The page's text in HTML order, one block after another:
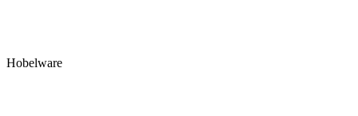
Hobelware